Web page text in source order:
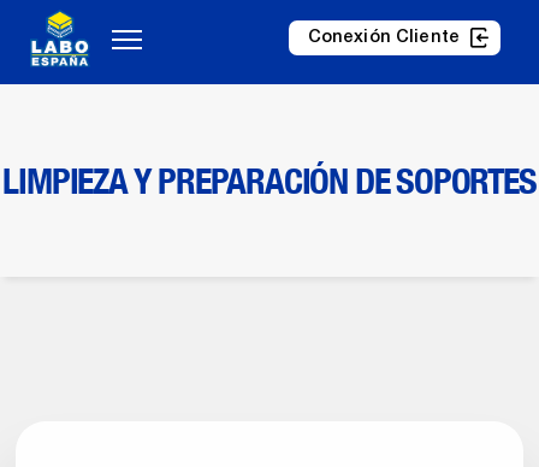
Conexión Cliente
LIMPIEZA Y PREPARACIÓN DE SOPORTES